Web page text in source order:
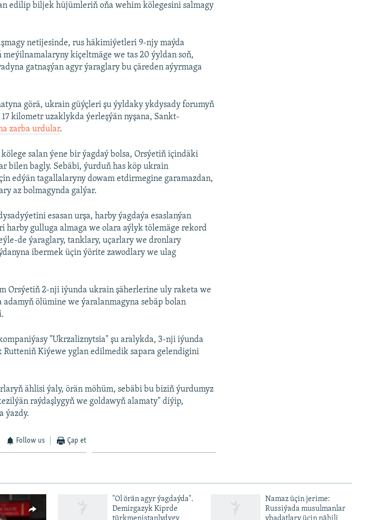
edilip biljek hüjümleriň oňa wehim kölegesini salmagy
netijesinde, rus häkimiýetleri 9-njy maýda
kiçeltmäge we tas 20 ýyldan soň,
gatnaşýan agyr ýaraglary bu çäreden aýyrmaga
görä, ukrain güýçleri şu ýyldaky ykdysady forumyň
kilometr uzaklykda ýerleşýän nyşana, Sankt-
zarba urdular.
salan ýene bir ýagdaý bolsa, Orsýetiň içindäki
bilen bagly. Sebäbi, ýurduň has köp ukrain
edýän tagallalaryny dowam etdirmegine garamazdan,
az bolmagynda galýar.
esasan urşa, harby ýagdaýa esaslanýan
harby gulluga almaga we olara aýlyk tölemäge rekord
de ýaraglary, tanklary, uçarlary we dronlary
ibermek üçin ýörite zawodlary we ulag
Orsýetiň 2-nji iýunda ukrain şäherlerine uly raketa we
ölümine we ýaralanmagyna sebäp bolan
"Ukrzaliznytsia" şu aralykda, 3-nji iýunda
Rutteniň Kiýewe yglan edilmedik sapara gelendigini
ählisi ýaly, örän möhüm, sebäbi bu biziň ýurdumyz
raýdaşlygyň we goldawyň alamaty" diýip,
ýazdy.
Follow us Çap et
"Ol örän agyr ýagdaýda".
Demirgazyk Kiprde
türkmenistanlydygy
Namaz üçin jerime:
Russiýada musulmanlar
ybadatlary üçin nähili